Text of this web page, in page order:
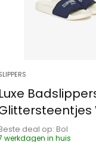
deal op:
Bol
werkdagen in huis